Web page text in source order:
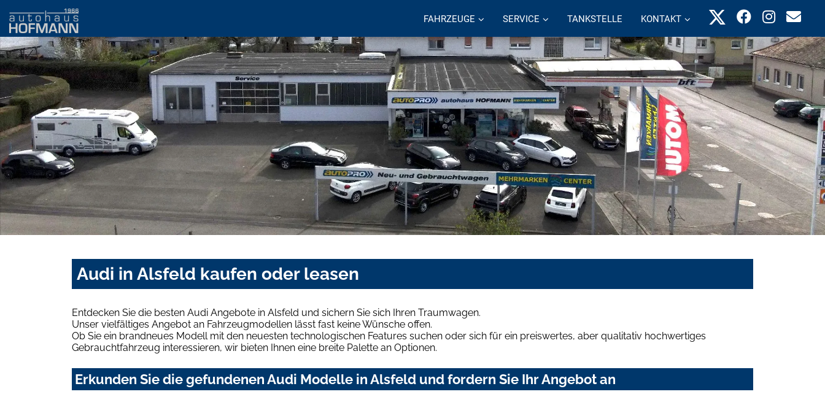
FAHRZEUGE SERVICE TANKSTELLE KONTAKT
Audi in Alsfeld kaufen oder leasen
Entdecken Sie die besten Audi Angebote in Alsfeld und sichern Sie sich Ihren Traumwagen.
Unser vielfältiges Angebot an Fahrzeugmodellen lässt fast keine Wünsche offen.
Ob Sie ein brandneues Modell mit den neuesten technologischen Features suchen oder sich für ein preiswertes, aber qualitativ hochwertiges
Gebrauchtfahrzeug interessieren, wir bieten Ihnen eine breite Palette an Optionen.
Erkunden Sie die gefundenen Audi Modelle in Alsfeld und fordern Sie Ihr Angebot an